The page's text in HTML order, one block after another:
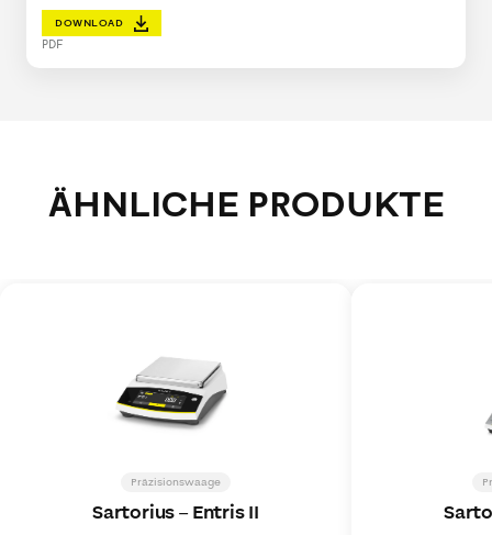
DOWNLOAD
PDF
ÄHNLICHE PRODUKTE
Präzisionswaage
Sartorius–Entris II